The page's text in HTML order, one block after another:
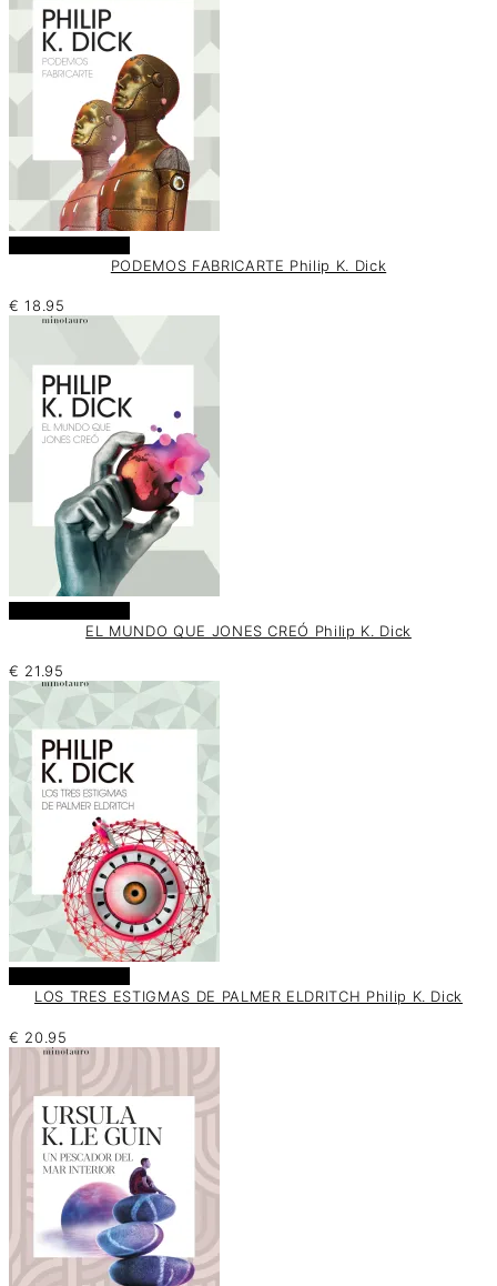
PODEMOS FABRICARTE Philip K. Dick
€ 18.95
EL MUNDO QUE JONES CREÓ Philip K. Dick
€ 21.95
LOS TRES ESTIGMAS DE PALMER ELDRITCH Philip K. Dick
€ 20.95